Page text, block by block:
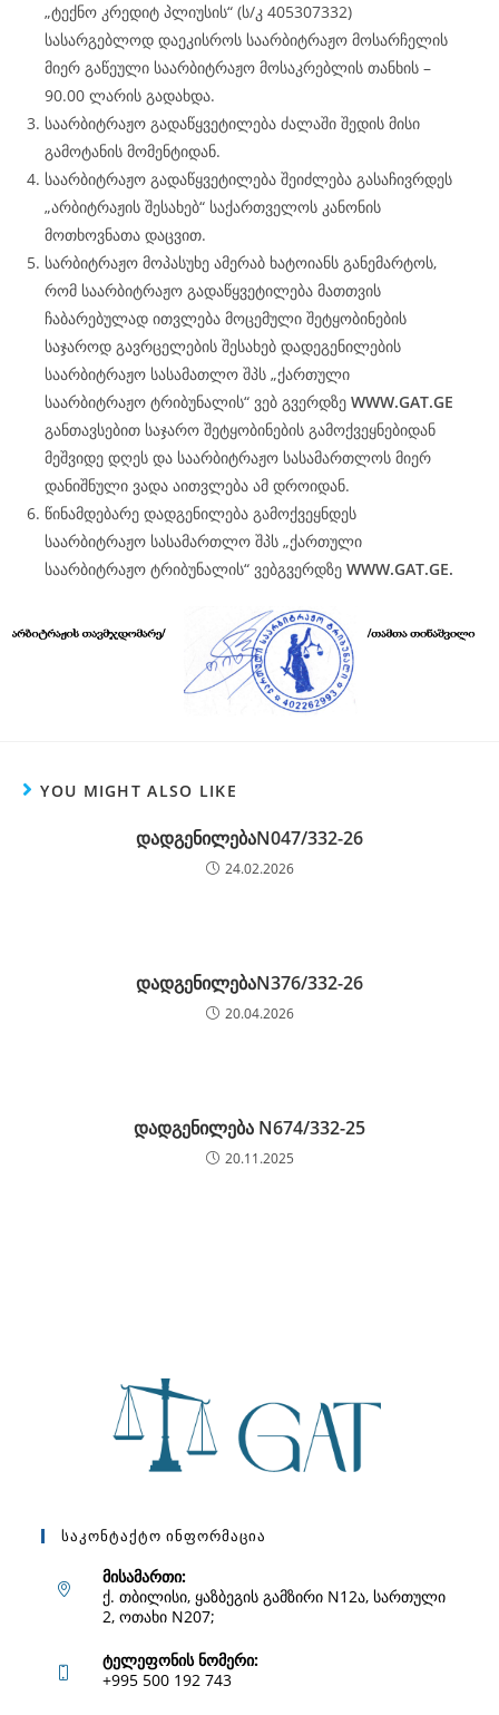
„ტექნო კრედიტ პლიუსის“ (ს/კ 405307332)
სასარგებლოდ დაეკისროს საარბიტრაჟო მოსარჩელის
მიერ გაწეული საარბიტრაჟო მოსაკრებლის თანხის –
90.00 ლარის გადახდა.
საარბიტრაჟო გადაწყვეტილება ძალაში შედის მისი
გამოტანის მომენტიდან.
საარბიტრაჟო გადაწყვეტილება შეიძლება გასაჩივრდეს
„არბიტრაჟის შესახებ“ საქართველოს კანონის
მოთხოვნათა დაცვით.
სარბიტრაჟო მოპასუხე ამერაბ ხატოიანს განემარტოს,
რომ საარბიტრაჟო გადაწყვეტილება მათთვის
ჩაბარებულად ითვლება მოცემული შეტყობინების
საჯაროდ გავრცელების შესახებ დადეგენილების
საარბიტრაჟო სასამათლო შპს „ქართული
საარბიტრაჟო ტრიბუნალის“ ვებ გვერდზე WWW.GAT.GE
განთავსებით საჯარო შეტყობინების გამოქვეყნებიდან
მეშვიდე დღეს და საარბიტრაჟო სასამართლოს მიერ
დანიშნული ვადა აითვლება ამ დროიდან.
წინამდებარე დადგენილება გამოქვეყნდეს
საარბიტრაჟო სასამართლო შპს „ქართული
საარბიტრაჟო ტრიბუნალის“ ვებგვერდზე WWW.GAT.GE.
YOU MIGHT ALSO LIKE
დადგენილებაN047/332-26
24.02.2026
დადგენილებაN376/332-26
20.04.2026
დადგენილება N674/332-25
20.11.2025
Საკონტაქტო Ინფორმაცია
მისამართი:
ქ. თბილისი, ყაზბეგის გამზირი N12ა, სართული
2, ოთახი N207;
ტელეფონის ნომერი:
+995 500 192 743